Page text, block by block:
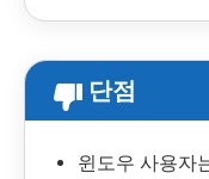
단점
윈도우 사용자